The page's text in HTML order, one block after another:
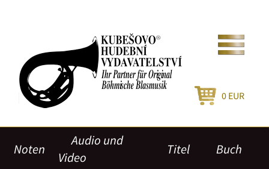
0 EUR
Noten
Audio und
Video
Titel Buch